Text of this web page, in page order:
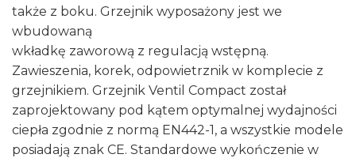
także z boku. Grzejnik wyposażony jest we
wbudowaną
wkładkę zaworową z regulacją wstępną.
Zawieszenia, korek, odpowietrznik w komplecie z
grzejnikiem. Grzejnik Ventil Compact został
zaprojektowany pod kątem optymalnej wydajności
ciepła zgodnie z normą EN442-1, a wszystkie modele
posiadają znak CE. Standardowe wykończenie w